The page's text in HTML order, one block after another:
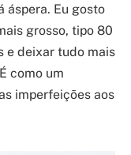
áspera. Eu gosto
grosso, tipo 80
e deixar tudo mais
como um
imperfeições aos